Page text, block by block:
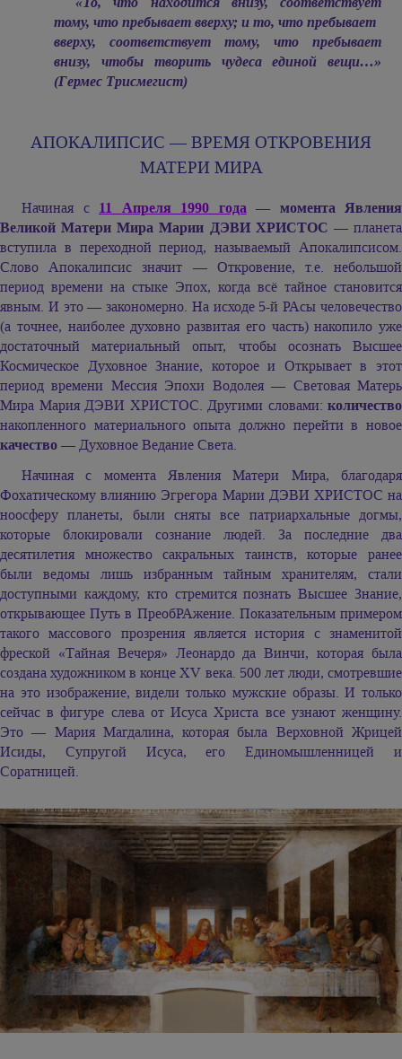
тому, что пребывает вверху; и то, что пребывает
вверху, соответствует тому, что пребывает
внизу, чтобы творить чудеса единой вещи…»
(Гермес Трисмегист)
АПОКАЛИПСИС — ВРЕМЯ ОТКРОВЕНИЯ
МАТЕРИ МИРА
Начиная с 11 Апреля 1990 года — момента Явления
Великой Матери Мира Марии ДЭВИ ХРИСТОС — планета
вступила в переходной период, называемый Апокалипсисом.
Слово Апокалипсис значит — Откровение, т.е. небольшой
период времени на стыке Эпох, когда всё тайное становится
явным. И это — закономерно. На исходе 5-й РАсы человечество
(а точнее, наиболее духовно развитая его часть) накопило уже
достаточный материальный опыт, чтобы осознать Высшее
Космическое Духовное Знание, которое и Открывает в этот
период времени Мессия Эпохи Водолея — Световая Матерь
Мира Мария ДЭВИ ХРИСТОС. Другими словами: количество
накопленного материального опыта должно перейти в новое
качество— Духовное Ведание Света.
Начиная с момента Явления Матери Мира, благодаря
Фохатическому влиянию Эгрегора Марии ДЭВИ ХРИСТОС на
ноосферу планеты, были сняты все патриархальные догмы,
которые блокировали сознание людей. За последние два
десятилетия множество сакральных таинств, которые ранее
были ведомы лишь избранным тайным хранителям, стали
доступными каждому, кто стремится познать Высшее Знание,
открывающее Путь в ПреобРАжение. Показательным примером
такого массового прозрения является история с знаменитой
фреской «Тайная Вечеря» Леонардо да Винчи, которая была
создана художником в конце ХV века. 500 лет люди, смотревшие
на это изображение, видели только мужские образы. И только
сейчас в фигуре слева от Исуса Христа все узнают женщину.
Это — Мария Магдалина, которая была Верховной Жрицей
Исиды, Супругой Исуса, его Единомышленницей и
Соратницей.